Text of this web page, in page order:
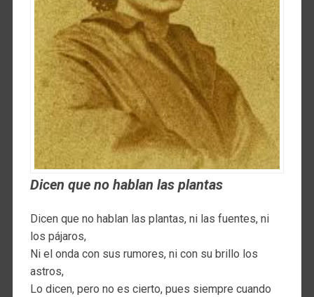
Dicen que no hablan las plantas
Dicen que no hablan las plantas, ni las fuentes, ni
los pájaros,
Ni el onda con sus rumores, ni con su brillo los
astros,
Lo dicen, pero no es cierto, pues siempre cuando